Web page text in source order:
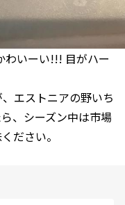
わいーい!!! 目がハー
エストニアの野いち
、シーズン中は市場
ださい。